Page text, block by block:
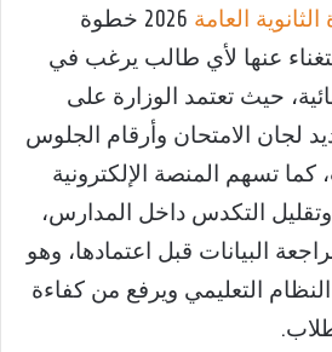
العامة
2026 خطوة
عنها لأي طالب يرغب في
حيث تعتمد الوزارة على
لجان الامتحان وأرقام الجلوس
كما تسهم المنصة الإلكترونية
التكدس داخل المدارس،
البيانات قبل اعتمادها، وهو
التعليمي ويرفع من كفاءة